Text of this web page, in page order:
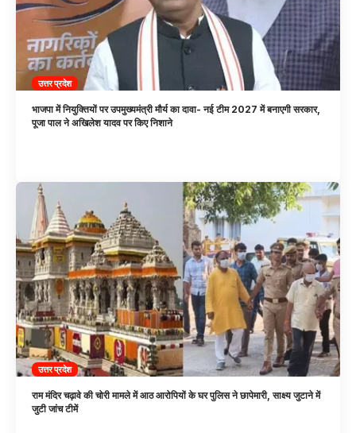
उत्तर प्रदेश
भाजपा में नियुक्तियों पर उपमुख्यमंत्री मौर्य का दावा- नई टीम 2027 में बनाएगी सरकार,
पूजा पाल ने अखिलेश यादव पर किए निशाने
उत्तर प्रदेश
राम मंदिर चढ़ावे की चोरी मामले में आठ आरोपियों के घर पुलिस ने छापेमारी, साक्ष्य जुटाने में
जुटी जांच टीमें